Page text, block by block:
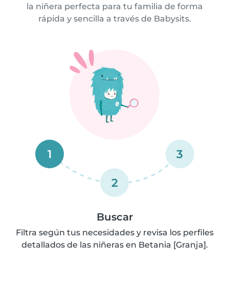
la niñera perfecta para tu familia de forma
rápida y sencilla a través de Babysits.
1
2
3
Buscar
Filtra según tus necesidades y revisa los perfiles
detallados de las niñeras en Betania [Granja].